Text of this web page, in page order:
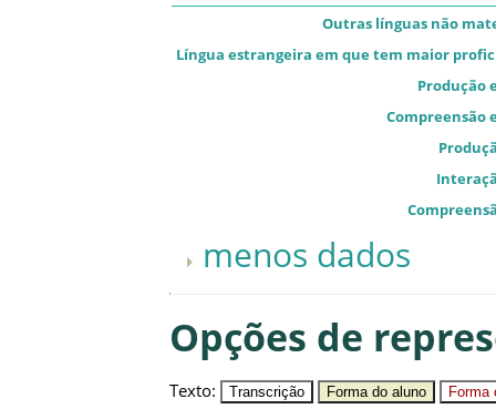
Outras línguas não
Língua estrangeira em que tem maior
Produção
Compreensão
menos dados
Opções de
Texto: Transcrição Forma do aluno Forma